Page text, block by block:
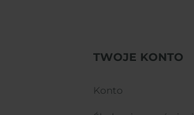
TWOJE KONTO
konto